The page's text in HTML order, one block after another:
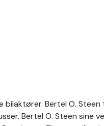
bilaktører. Bertel O.
Bertel O. Steen sine